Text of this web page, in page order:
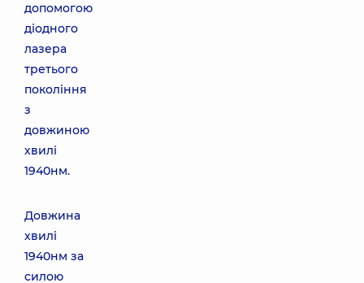
допомогою
діодного
лазера
третього
покоління
з
довжиною
хвилі
1940нм.
Довжина
хвилі
1940нм за
силою